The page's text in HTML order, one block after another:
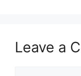
Leave a